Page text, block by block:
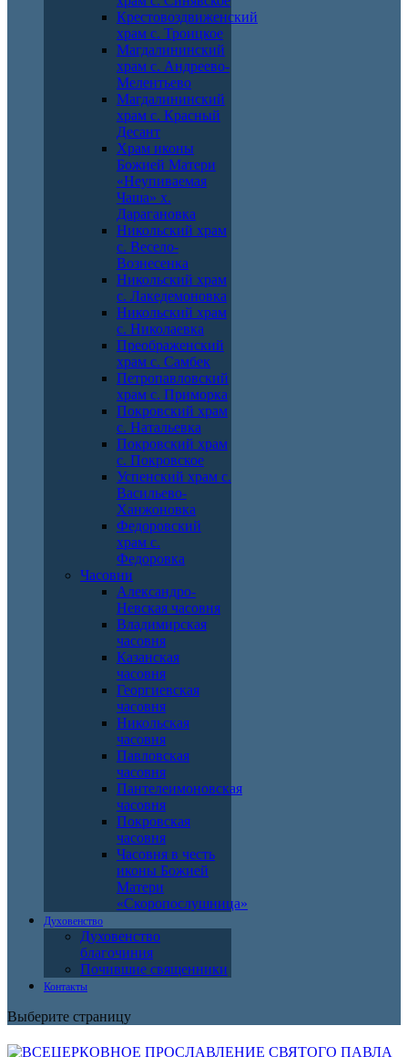
Крестовоздвиженский
храм с. Троицкое
Магдалининский
храм с. Андреево-
Мелентьево
Магдалининский
храм с. Красный
Десант
Храм иконы
Божией Матери
«Неупиваемая
Чаша» х.
Дарагановка
Никольский храм
с. Весело-
Вознесенка
Никольский храм
с. Лакедемоновка
Никольский храм
с. Николаевка
Преображенский
храм с. Самбек
Петропавловский
храм с. Приморка
Покровский храм
с. Натальевка
Покровский храм
с. Покровское
Успенский храм с.
Васильево-
Ханжоновка
Федоровский
храм с.
Федоровка
Часовни
Александро-
Невская часовня
Владимирская
часовня
Казанская
часовня
Георгиевская
часовня
Никольская
часовня
Павловская
часовня
Пантелеимоновская
часовня
Покровская
часовня
Часовня в честь
иконы Божией
Матери
«Скоропослушница»
Духовенство
Духовенство
благочиния
Почившие священники
Контакты
Выберите страницу